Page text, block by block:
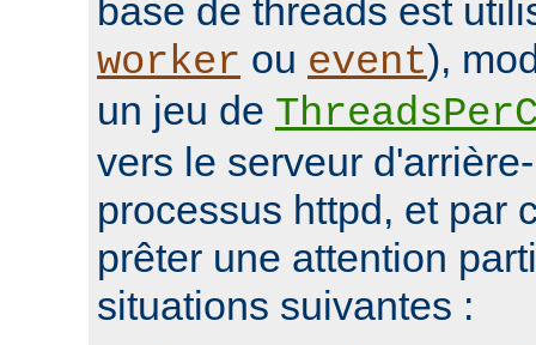
base de threads est
worker ou event),
un jeu de
vers le serveur
processus httpd, et par
prêter une attention
situations suivantes :